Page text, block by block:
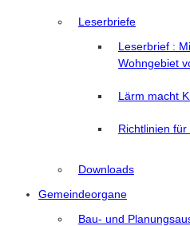
Leserbriefe
Leserbrief :
Wohngebiet
Lärm macht
Richtlinien
Downloads
Gemeindeorgane
Bau- und